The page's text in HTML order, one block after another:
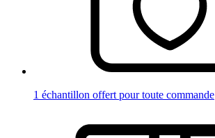
1 échantillon offert pour toute commande